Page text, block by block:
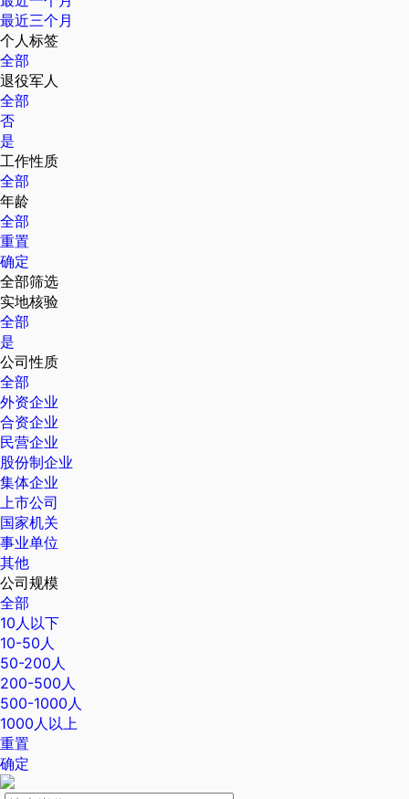
最近三个月
个人标签
全部
退役军人
全部
否
是
工作性质
全部
年龄
全部
重置
确定
全部筛选
实地核验
全部
是
公司性质
全部
外资企业
合资企业
民营企业
股份制企业
集体企业
上市公司
国家机关
事业单位
其他
公司规模
全部
10人以下
10-50人
50-200人
200-500人
500-1000人
1000人以上
重置
确定